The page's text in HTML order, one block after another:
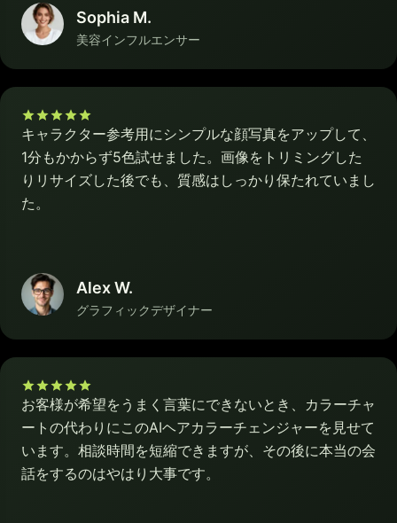
Sophia M.
美容インフルエンサー
キャラクター参考用にシンプルな顔写真をアップして、
1分もかからず5色試せました。画像をトリミングした
りリサイズした後でも、質感はしっかり保たれていまし
た。
Alex W.
グラフィックデザイナー
お客様が希望をうまく言葉にできないとき、カラーチャ
ートの代わりにこのAIヘアカラーチェンジャーを見せて
います。相談時間を短縮できますが、その後に本当の会
話をするのはやはり大事です。